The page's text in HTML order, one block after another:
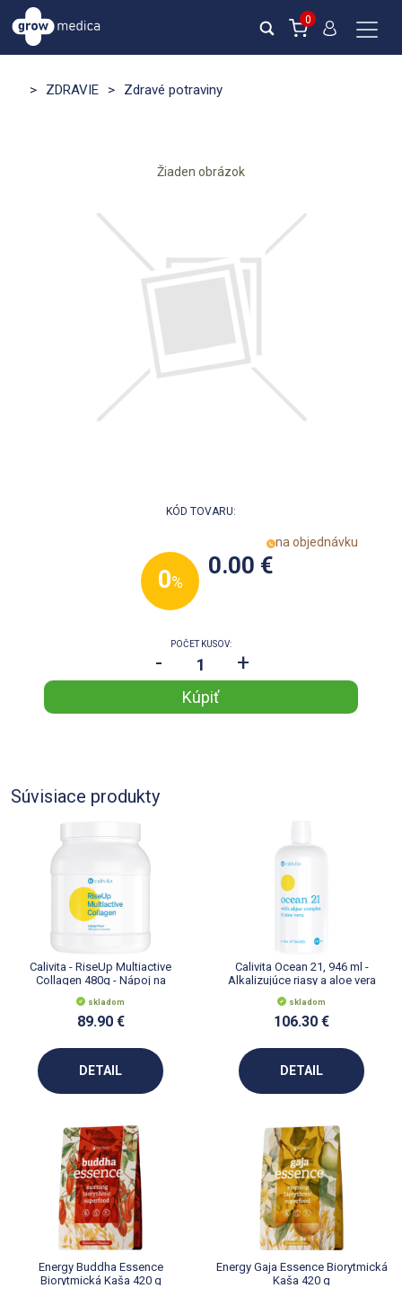
0
> ZDRAVIE > Zdravé potraviny
Žiaden obrázok
KÓD TOVARU:
na objednávku
0%
0.00 €
POČET KUSOV:
- +
Súvisiace produkty
Calivita - RiseUp Multiactive
Collagen 480g - Nápoj na
ochranu kĺbov
skladom
89.90 €
DETAIL
Calivita Ocean 21, 946 ml -
Alkalizujúce riasy a aloe vera
skladom
106.30 €
DETAIL
Energy Buddha Essence
Biorytmická Kaša 420 g
Energy Gaja Essence Biorytmická
Kaša 420 g